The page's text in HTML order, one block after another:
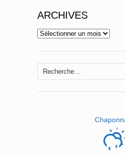
ARCHIVES
Archives
Rechercher :